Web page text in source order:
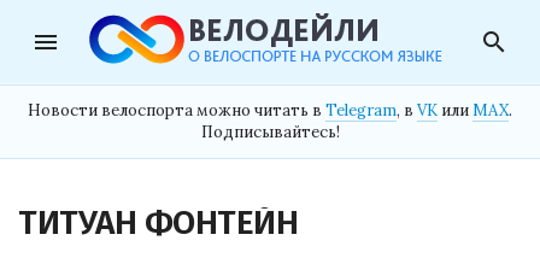
menu search
Новости велоспорта можно читать в Telegram, в VK илиMAX.
Подписывайтесь!
ТИТУАН ФОНТЕЙН